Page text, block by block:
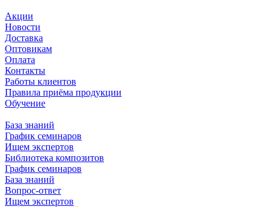
Акции
Новости
Доставка
Оптовикам
Оплата
Контакты
Работы клиентов
Правила приёма продукции
Обучение
База знаний
График семинаров
Ищем экспертов
Библиотека композитов
График семинаров
База знаний
Вопрос-ответ
Ищем экспертов